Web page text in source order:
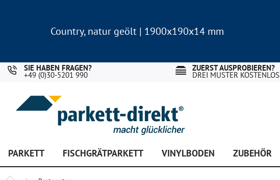
Country, natur geölt | 1900x190x14 mm
SIE HABEN FRAGEN?
+49 (0)30-5201 990
ZUERST AUSPROBIEREN?
DREI MUSTER KOSTENLOS
PARKETT FISCHGRÄTPARKETT VINYLBODEN ZUBEHÖR